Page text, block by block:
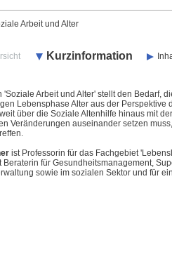
Arbeit und Alter
Kurzinformation
'Soziale Arbeit und Alter' stellt den Bedarf,
Lebensphase Alter aus der Perspektive
über die Soziale Altenhilfe hinaus mit
Veränderungen auseinander setzen
ist Professorin für das Fachgebiet
Beraterin für Gesundheitsmanagement,
sowie im sozialen Sektor und für